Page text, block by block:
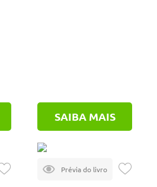
SAIBA MAIS